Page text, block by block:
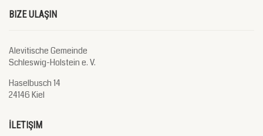
BIZE ULAŞIN
Alevitische Gemeinde
Schleswig-Holstein e. V.
Haselbusch 14
24146 Kiel
İLETIŞIM